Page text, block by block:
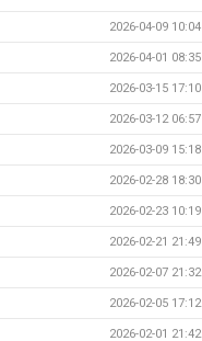
2026-04-09 10:04
2026-04-01 08:35
2026-03-15 17:10
2026-03-12 06:57
2026-03-09 15:18
2026-02-28 18:30
2026-02-23 10:19
2026-02-21 21:49
2026-02-07 21:32
2026-02-05 17:12
2026-02-01 21:42